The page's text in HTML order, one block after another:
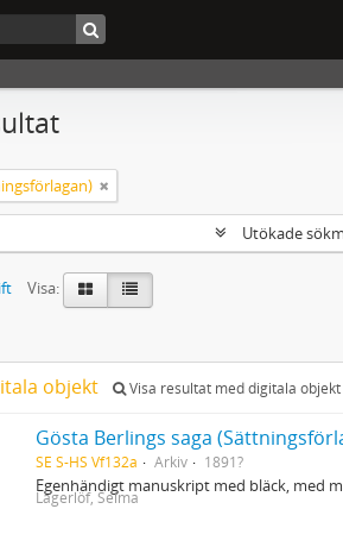
Utökade
Visa:
objekt Visa resultat med digitala objekt
Gösta Berlings saga
SE S-HS Vf132a Arkiv 1891?
Egenhändigt manuskript med bläck, med
Lagerlöf, Selma